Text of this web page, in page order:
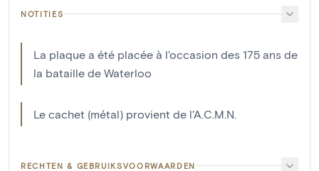
NOTITIES
La plaque a été placée à l'occasion des 175 ans de
la bataille de Waterloo
Le cachet (métal) provient de l'A.C.M.N.
RECHTEN & GEBRUIKSVOORWAARDEN